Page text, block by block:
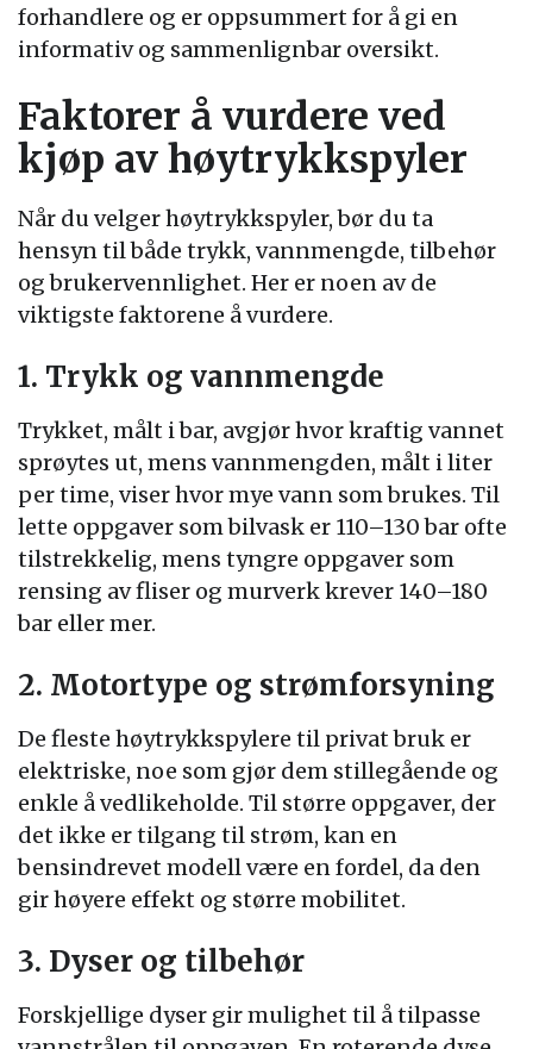
forhandlere og er oppsummert for å gi en
informativ og sammenlignbar oversikt.
Faktorer å vurdere ved
kjøp av høytrykkspyler
Når du velger høytrykkspyler, bør du ta
hensyn til både trykk, vannmengde, tilbehør
og brukervennlighet. Her er noen av de
viktigste faktorene å vurdere.
1. Trykk og vannmengde
Trykket, målt i bar, avgjør hvor kraftig vannet
sprøytes ut, mens vannmengden, målt i liter
per time, viser hvor mye vann som brukes. Til
lette oppgaver som bilvask er 110–130 bar ofte
tilstrekkelig, mens tyngre oppgaver som
rensing av fliser og murverk krever 140–180
bar eller mer.
2. Motortype og strømforsyning
De fleste høytrykkspylere til privat bruk er
elektriske, noe som gjør dem stillegående og
enkle å vedlikeholde. Til større oppgaver, der
det ikke er tilgang til strøm, kan en
bensindrevet modell være en fordel, da den
gir høyere effekt og større mobilitet.
3. Dyser og tilbehør
Forskjellige dyser gir mulighet til å tilpasse